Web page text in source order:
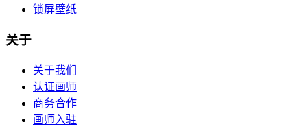
锁屏壁纸
关于
关于我们
认证画师
商务合作
画师入驻